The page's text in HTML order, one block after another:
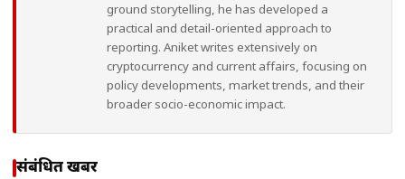
ground storytelling, he has developed a
practical and detail-oriented approach to
reporting. Aniket writes extensively on
cryptocurrency and current affairs, focusing on
policy developments, market trends, and their
broader socio-economic impact.
संबंधित खबरें